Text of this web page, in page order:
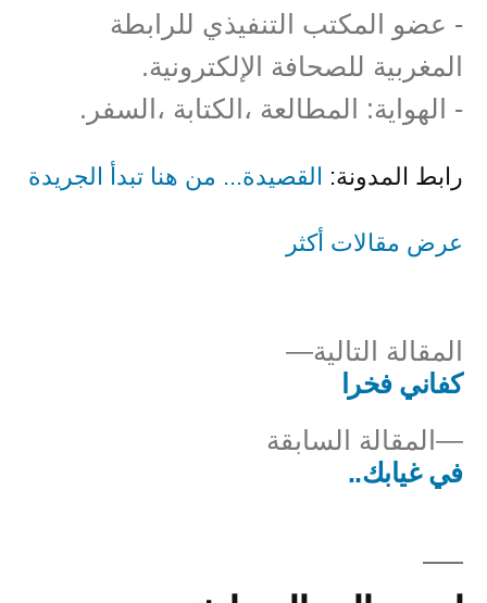
- عضو المكتب التنفيذي للرابطة
المغربية للصحافة الإلكترونية.
- الهواية: المطالعة ،الكتابة ،السفر.
رابط المدونة: القصيدة... من هنا تبدأ الجريدة
عرض مقالات أكثر
تصفّح
المقالاتالمقالة السابقة
في غيابك..
المقالة التالية
المقالة
كفاني فخرا